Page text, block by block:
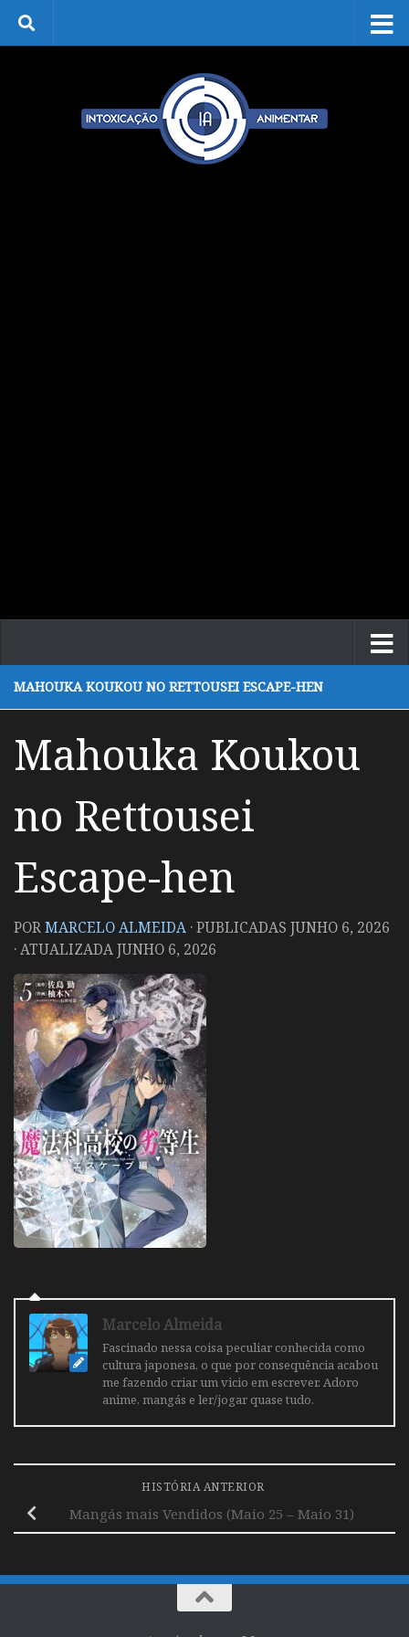
Skip to content
MAHOUKA KOUKOU NO RETTOUSEI ESCAPE-HEN
Mahouka Koukou
no Rettousei
Escape-hen
PORMARCELO ALMEIDA · PUBLICADAS JUNHO 6, 2026
· ATUALIZADAJUNHO 6, 2026
Marcelo Almeida
Fascinado nessa coisa peculiar conhecida como
cultura japonesa, o que por consequência acabou
me fazendo criar um vicio em escrever. Adoro
anime, mangás e ler/jogar quase tudo.
HISTÓRIA ANTERIOR
Mangás mais Vendidos (Maio 25 – Maio 31)